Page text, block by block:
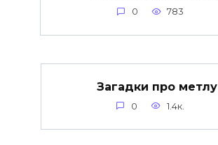
0 783
Загадки про метлу
0 1.4к.